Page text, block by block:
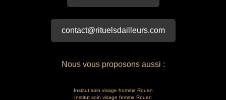
contact@rituelsdailleurs.com
Nous vous proposons aussi :
Institut soin visage homme Rouen
Institut soin visage femme Rouen